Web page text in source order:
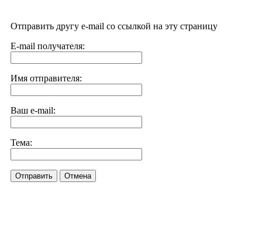
Отправить другу e-mail со ссылкой на эту страницу
E-mail получателя:
Имя отправителя:
Ваш e-mail:
Тема:
Отправить Отмена